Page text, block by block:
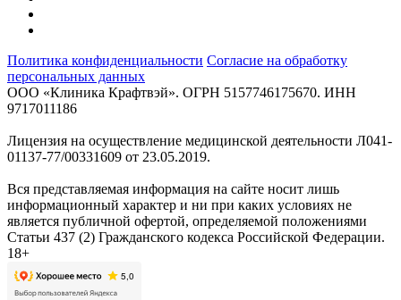
Политика конфиденциальности Согласие на обработку
персональных данных
ООО «Клиника Крафтвэй». ОГРН 5157746175670. ИНН
9717011186
Лицензия на осуществление медицинской деятельности Л041-
01137-77/00331609 от 23.05.2019.
Вся представляемая информация на сайте носит лишь
информационный характер и ни при каких условиях не
является публичной офертой, определяемой положениями
Статьи 437 (2) Гражданского кодекса Российской Федерации.
18+